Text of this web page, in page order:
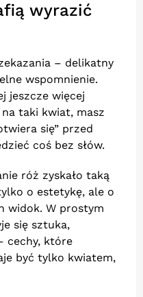
wyrazić
– delikatny
wspomnienie.
jeszcze więcej
taki kwiat, masz
się” przed
coś bez słów.
róż zyskało taką
o estetykę, ale o
widok. W prostym
się sztuka,
cechy, które
być tylko kwiatem,